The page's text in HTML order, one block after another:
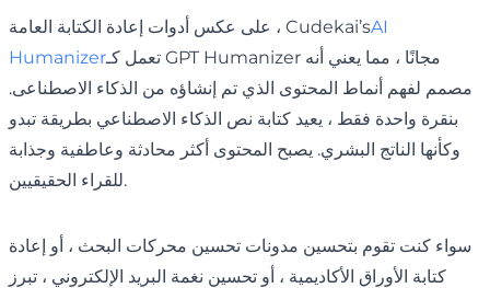
على عكس أدوات إعادة الكتابة العامة ، Cudekai’sAI
Humanizerتعمل كـ GPT Humanizer مجانًا ، مما يعني أنه
مصمم لفهم أنماط المحتوى الذي تم إنشاؤه من الذكاء الاصطناعى.
بنقرة واحدة فقط ، يعيد كتابة نص الذكاء الاصطناعي بطريقة تبدو
وكأنها الناتج البشري. يصبح المحتوى أكثر محادثة وعاطفية وجذابة
للقراء الحقيقيين.
سواء كنت تقوم بتحسين مدونات تحسين محركات البحث ، أو إعادة
كتابة الأوراق الأكاديمية ، أو تحسين نغمة البريد الإلكتروني ، تبرز